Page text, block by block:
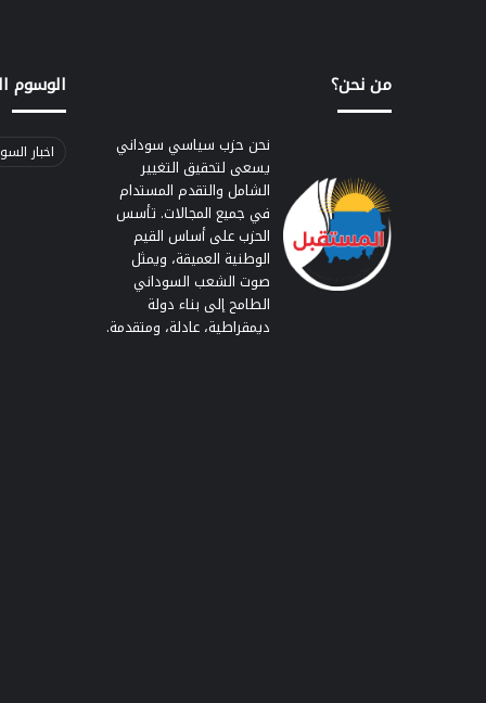
من نحن؟
نحن حزب سياسي سوداني
يسعى لتحقيق التغيير
الشامل والتقدم المستدام
في جميع المجالات. تأسس
الحزب على أساس القيم
الوطنية العميقة، ويمثل
صوت الشعب السوداني
الطامح إلى بناء دولة
ديمقراطية، عادلة، ومتقدمة.
الوسوم
اخبار